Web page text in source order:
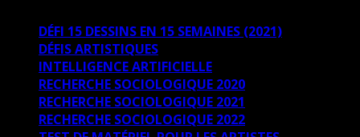
DÉFI 15 DESSINS EN 15 SEMAINES (2021)
DÉFIS ARTISTIQUES
INTELLIGENCE ARTIFICIELLE
RECHERCHE SOCIOLOGIQUE 2020
RECHERCHE SOCIOLOGIQUE 2021
RECHERCHE SOCIOLOGIQUE 2022